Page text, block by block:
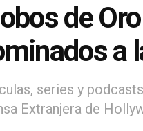
de
a
series y
Extranjera de